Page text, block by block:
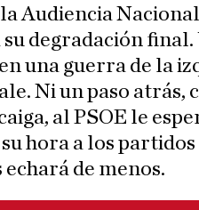
Audiencia
su degradación
una guerra de la
Ni un paso atrás,
al PSOE le
hora a los
de menos.